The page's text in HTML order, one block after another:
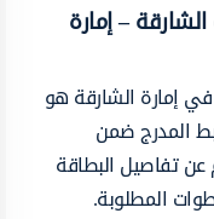
– إمارة
إمارة الشارقة هو
المدرج ضمن
تفاصيل البطاقة
المطلوبة.